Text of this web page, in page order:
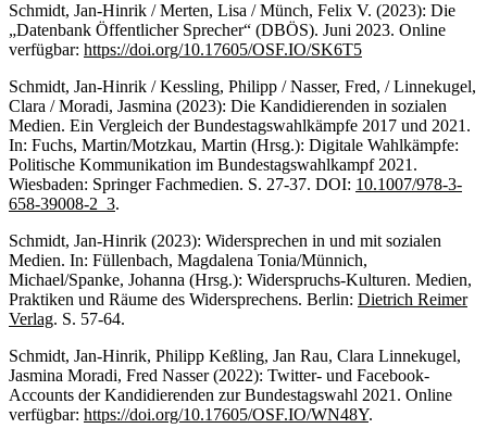
Schmidt, Jan-Hinrik / Merten, Lisa / Münch, Felix V. (2023): Die
„Datenbank Öffentlicher Sprecher“ (DBÖS). Juni 2023. Online
verfügbar: https://doi.org/10.17605/OSF.IO/SK6T5
Schmidt, Jan-Hinrik / Kessling, Philipp / Nasser, Fred, / Linnekugel,
Clara / Moradi, Jasmina (2023): Die Kandidierenden in sozialen
Medien. Ein Vergleich der Bundestagswahlkämpfe 2017 und 2021.
In: Fuchs, Martin/Motzkau, Martin (Hrsg.): Digitale Wahlkämpfe:
Politische Kommunikation im Bundestagswahlkampf 2021.
Wiesbaden: Springer Fachmedien. S. 27-37. DOI: 10.1007/978-3-
658-39008-2_3.
Schmidt, Jan-Hinrik (2023): Widersprechen in und mit sozialen
Medien. In: Füllenbach, Magdalena Tonia/Münnich,
Michael/Spanke, Johanna (Hrsg.): Widerspruchs-Kulturen. Medien,
Praktiken und Räume des Widersprechens. Berlin: Dietrich Reimer
Verlag. S. 57-64.
Schmidt, Jan-Hinrik, Philipp Keßling, Jan Rau, Clara Linnekugel,
Jasmina Moradi, Fred Nasser (2022): Twitter- und Facebook-
Accounts der Kandidierenden zur Bundestagswahl 2021. Online
verfügbar: https://doi.org/10.17605/OSF.IO/WN48Y.